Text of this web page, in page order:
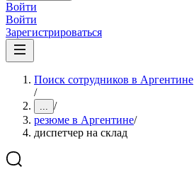
Войти
Войти
Зарегистрироваться
Поиск сотрудников в Аргентине
/
... /
резюме в Аргентине/
диспетчер на склад